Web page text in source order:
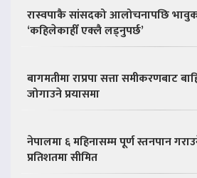
रास्वपाकै सांसदको आलोचनापछि भावुक
‘कहिलेकाहीँ एक्लै लड्नुपर्छ’
बागमतीमा राप्रपा सत्ता समीकरणबाट
जोगाउने प्रयासमा
नेपालमा ६ महिनासम्म पूर्ण स्तनपान
प्रतिशतमा सीमित